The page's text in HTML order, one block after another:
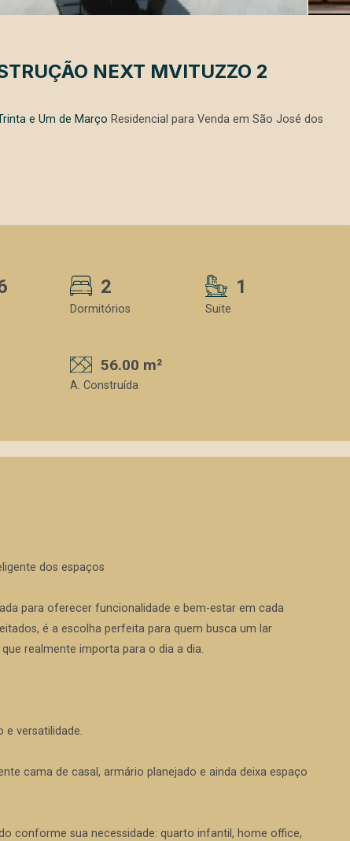
NEXT MVITUZZO 2
e Um de Março Residencial para Venda em São José dos
2
Dormitórios
1
Suite
56.00 m²
A. Construída
dos espaços
para oferecer funcionalidade e bem-estar em cada
é a escolha perfeita para quem busca um lar
realmente importa para o dia a dia.
versatilidade.
cama de casal, armário planejado e ainda deixa espaço
conforme sua necessidade: quarto infantil, home office,